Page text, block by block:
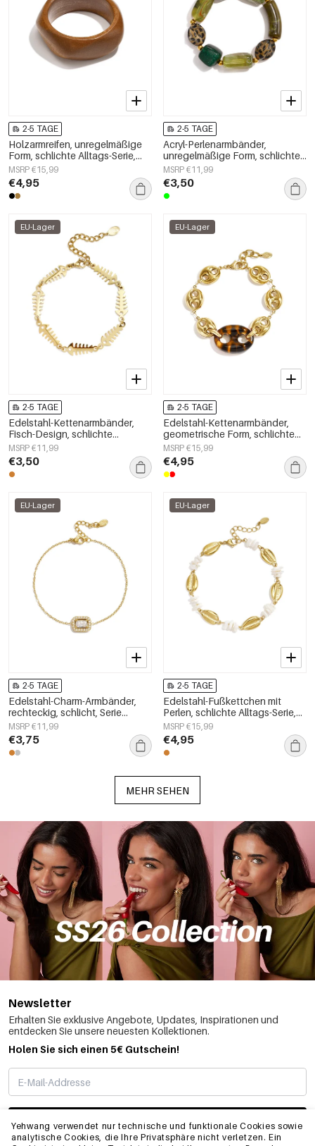
Yehwang verwendet nur technische und funktionale Cookies sowie
analytische Cookies, die Ihre Privatsphäre nicht verletzen. Ein
2-5 TAGE
Holzarmreifen, unregelmäßige
Form, schlichte Alltags-Serie,
Damenschmuck
MSRP €15,99
€4,95
2-5 TAGE
Acryl-Perlenarmbänder,
unregelmäßige Form, schlichte
Alltagsserie, Damenschmuck
MSRP €11,99
€3,50
EU-Lager
2-5 TAGE
Edelstahl-Kettenarmbänder,
Fisch-Design, schlichte
Alltagsserie, Damenschmuck
MSRP €11,99
€3,50
EU-Lager
2-5 TAGE
Edelstahl-Kettenarmbänder,
geometrische Form, schlichte
Alltagsserie, Damenschmuck
MSRP €15,99
€4,95
EU-Lager
2-5 TAGE
Edelstahl-Charm-Armbänder,
rechteckig, schlicht, Serie
„Damenschmuck“
MSRP €11,99
€3,75
EU-Lager
2-5 TAGE
Edelstahl-Fußkettchen mit
Perlen, schlichte Alltags-Serie,
Damenschmuck
MSRP €15,99
€4,95
MEHR SEHEN
Newsletter
Erhalten Sie exklusive Angebote, Updates, Inspirationen und
entdecken Sie unsere neuesten Kollektionen.
Holen Sie sich einen 5€ Gutschein!
ABONNIEREN